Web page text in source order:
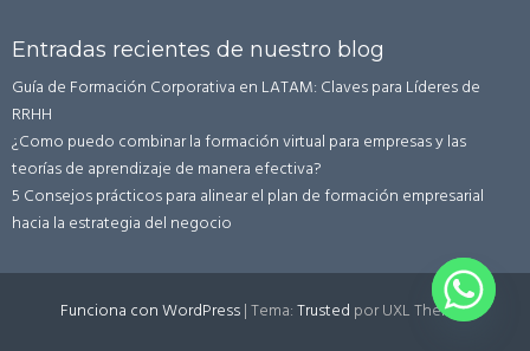
Entradas recientes de nuestro blog
Guía de Formación Corporativa en LATAM: Claves para Líderes de
RRHH
¿Como puedo combinar la formación virtual para empresas y las
teorías de aprendizaje de manera efectiva?
5 Consejos prácticos para alinear el plan de formación empresarial
hacia la estrategia del negocio
Funciona con WordPress|Tema:Trusted por UXL Themes